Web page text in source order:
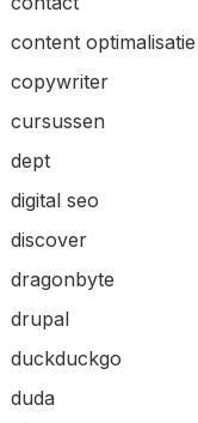
content optimalisatie
copywriter
cursussen
dept
digital seo
discover
dragonbyte
drupal
duckduckgo
duda